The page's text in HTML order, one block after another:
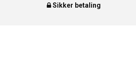
Sikker betaling